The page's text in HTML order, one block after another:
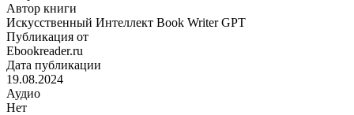
Забытые
легенды
древнего
мира:
истории,
которые
могли
быть
Автор книги
Искусственный Интеллект Book Writer GPT
Публикация от
Ebookreader.ru
Дата публикации
19.08.2024
Аудио
Нет